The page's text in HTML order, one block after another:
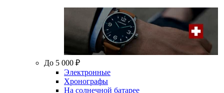
До 5 000 ₽
Электронные
Хронографы
На солнечной батарее